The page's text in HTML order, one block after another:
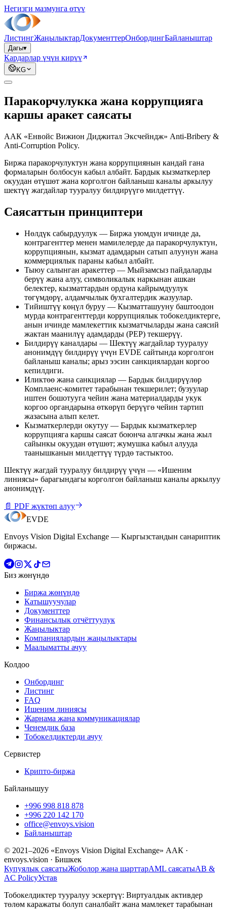
Негизги мазмунга өтүү
ЛистингЖаңылыктарДокументтерОнбордингБайланыштар
Дагы▾
Кардарлар үчүн кирүү
KG
Паракорчулукка жана коррупцияга
каршы аракет саясаты
ААК «Енвойс Вижион Диджитал Эксчейндж» Anti-Bribery &
Anti-Corruption Policy.
Биржа паракорчулуктун жана коррупциянын кандай гана
формаларын болбосун кабыл албайт. Бардык кызматкерлер
окуудан өтүшөт жана корголгон байланыш каналы аркылуу
шектүү жагдайлар тууралуу билдирүүгө милдеттүү.
Саясаттын принциптери
Нөлдүк сабырдуулук — Биржа уюмдун ичинде да,
контрагенттер менен мамилелерде да паракорчулуктун,
коррупциянын, кызмат адамдарын сатып алуунун жана
коммерциялык параны кабыл албайт.
Тыюу салынган аракеттер — Мыйзамсыз пайдаларды
берүү жана алуу, символикалык наркынан ашкан
белектер, кызматтардын ордуна кайрымдуулук
төгүмдөрү, алдамчылык бухгалтердик жазуулар.
Тийиштүү көңүл буруу — Кызматташууну баштоодон
мурда контрагенттерди коррупциялык тобокелдиктерге,
анын ичинде мамлекеттик кызматчыларды жана саясий
жактан маанилүү адамдарды (PEP) текшерүү.
Билдирүү каналдары — Шектүү жагдайлар тууралуу
анонимдүү билдирүү үчүн EVDE сайтында корголгон
байланыш каналы; арыз ээсин санкциялардан коргоо
кепилдиги.
Иликтөө жана санкциялар — Бардык билдирүүлөр
Комплаенс-комитет тарабынан текшерилет; бузуулар
иштен бошотууга чейин жана материалдарды укук
коргоо органдарына өткөрүп берүүгө чейин тартип
жазасына алып келет.
Кызматкерлерди окутуу — Бардык кызматкерлер
коррупцияга каршы саясат боюнча алгачкы жана жыл
сайынкы окуудан өтүшөт; жумушка кабыл алууда
таанышканын милдеттүү түрдө тастыктоо.
Шектүү жагдай тууралуу билдирүү үчүн — «Ишеним
линиясы» барагындагы корголгон байланыш каналы аркылуу
анонимдүү.
📄 PDF жүктөп алуу
EVDE
Envoys Vision Digital Exchange — Кыргызстандын санариптик
биржасы.
Биз жөнүндө
Биржа жөнүндө
Катышуучулар
Документтер
Финансылык отчёттуулук
Жаңылыктар
Компаниялардын жаңылыктары
Маалыматты ачуу
Колдоо
Онбординг
Листинг
FAQ
Ишеним линиясы
Жарнама жана коммуникациялар
Ченемдик база
Тобокелдиктерди ачуу
Сервистер
Крипто-биржа
Байланышуу
+996 998 818 878
+996 220 142 170
office@envoys.vision
Байланыштар
© 2021–2026 «Envoys Vision Digital Exchange» ААК ·
envoys.vision · Бишкек
Купуялык саясатыЖоболор жана шарттарAML саясатыAB &
AC PolicyУстав
Тобокелдиктер тууралуу эскертүү: Виртуалдык активдер
төлөм каражаты болуп саналбайт жана мамлекет тарабынан